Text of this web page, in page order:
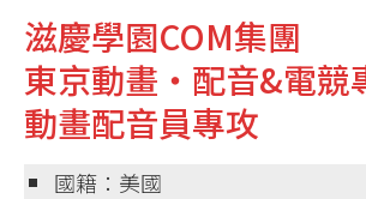
滋慶學園COM集團
東京動畫・配音&電競
動畫配音員專攻
國籍：美國